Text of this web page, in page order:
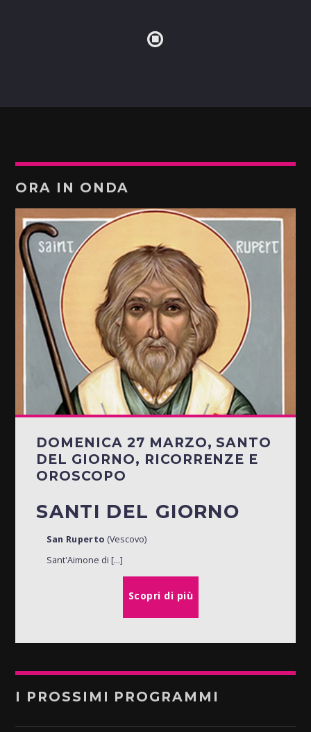
ORA IN ONDA
DOMENICA 27 MARZO, SANTO
DEL GIORNO, RICORRENZE E
OROSCOPO
SANTI DEL GIORNO
San Ruperto (Vescovo)
Sant'Aimone di [...]
Scopri di più
I PROSSIMI PROGRAMMI